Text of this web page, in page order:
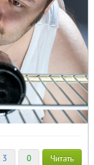
3 0 Читать